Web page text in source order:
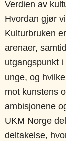
Verdien av
Hvordan gjør
Kulturbruken
arenaer,
utgangspunkt
unge, og
mot kunstens
ambisjonene
UKM Norge
deltakelse,